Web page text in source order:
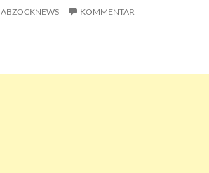
ABZOCKNEWS
KOMMENTAR